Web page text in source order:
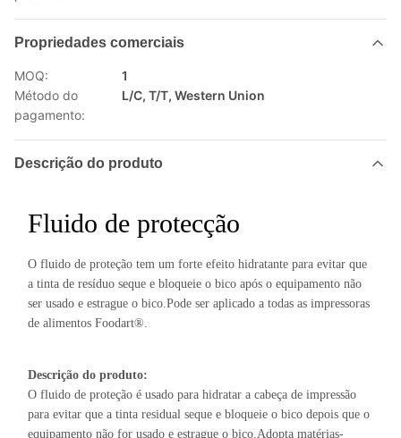
Propriedades comerciais
MOQ:
1
Método do
pagamento:
L/C, T/T, Western Union
Descrição do produto
Fluido de protecção
O fluido de proteção tem um forte efeito hidratante para evitar que
a tinta de resíduo seque e bloqueie o bico após o equipamento não
ser usado e estrague o bico.Pode ser aplicado a todas as impressoras
de alimentos Foodart®.
Descrição do produto:
O fluido de proteção é usado para hidratar a cabeça de impressão
para evitar que a tinta residual seque e bloqueie o bico depois que o
equipamento não for usado e estrague o bico.Adopta matérias-